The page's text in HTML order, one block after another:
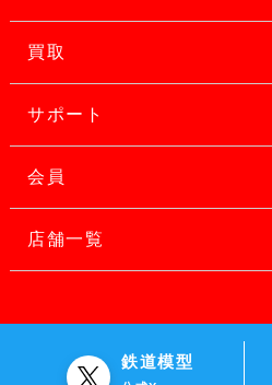
買取
サポート
会員
店舗一覧
鉄道模型